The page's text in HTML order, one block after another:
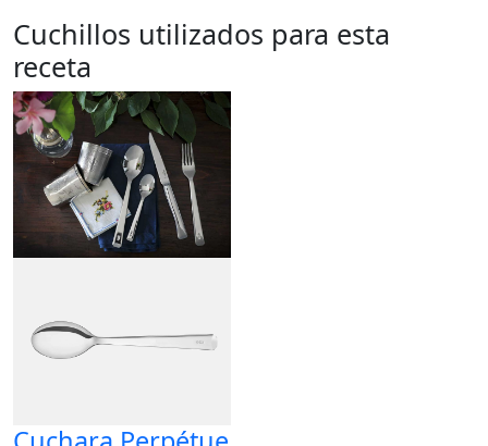
Cuchillos utilizados para esta
receta